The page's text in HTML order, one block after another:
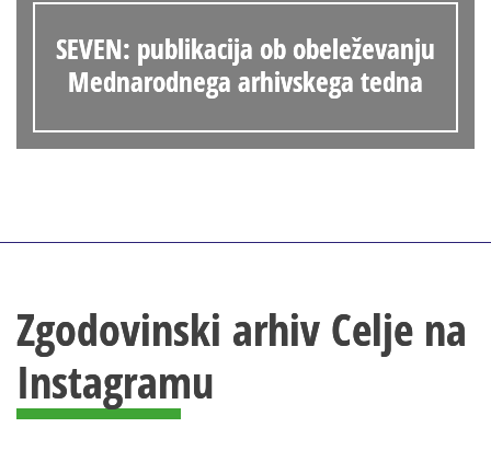
SEVEN: publikacija ob obeleževanju
Mednarodnega arhivskega tedna
Zgodovinski arhiv Celje na
Instagramu